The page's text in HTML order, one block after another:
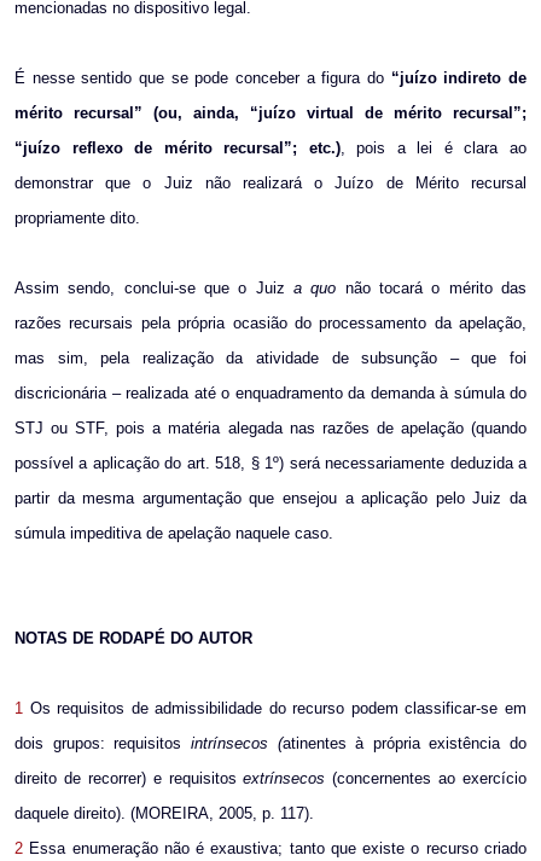
mencionadas no dispositivo legal.
É nesse sentido que se pode conceber a figura do “juízo indireto de
mérito recursal” (ou, ainda, “juízo virtual de mérito recursal”;
“juízo reflexo de mérito recursal”; etc.), pois a lei é clara ao
demonstrar que o Juiz não realizará o Juízo de Mérito recursal
propriamente dito.
Assim sendo, conclui-se que o Juiz a quo não tocará o mérito das
razões recursais pela própria ocasião do processamento da apelação,
mas sim, pela realização da atividade de subsunção – que foi
discricionária – realizada até o enquadramento da demanda à súmula do
STJ ou STF, pois a matéria alegada nas razões de apelação (quando
possível a aplicação do art. 518, § 1º) será necessariamente deduzida a
partir da mesma argumentação que ensejou a aplicação pelo Juiz da
súmula impeditiva de apelação naquele caso.
NOTAS DE RODAPÉ DO AUTOR
1 Os requisitos de admissibilidade do recurso podem classificar-se em
dois grupos: requisitos intrínsecos (atinentes à própria existência do
direito de recorrer) e requisitosextrínsecos (concernentes ao exercício
daquele direito). (MOREIRA, 2005, p. 117).
2 Essa enumeração não é exaustiva; tanto que existe o recurso criado